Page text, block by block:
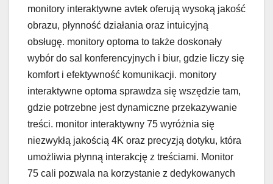
monitory interaktywne avtek oferują wysoką jakość
obrazu, płynność działania oraz intuicyjną
obsługę. monitory optoma to także doskonały
wybór do sal konferencyjnych i biur, gdzie liczy się
komfort i efektywność komunikacji. monitory
interaktywne optoma sprawdza się wszędzie tam,
gdzie potrzebne jest dynamiczne przekazywanie
treści. monitor interaktywny 75 wyróżnia się
niezwykłą jakością 4K oraz precyzją dotyku, która
umożliwia płynną interakcję z treściami. Monitor
75 cali pozwala na korzystanie z dedykowanych